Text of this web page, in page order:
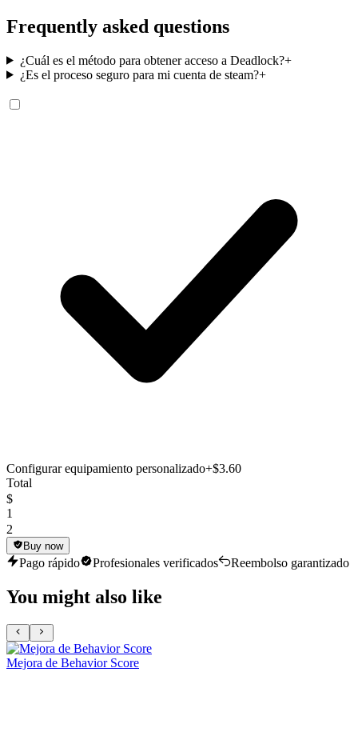
Frequently asked questions
¿Cuál es el método para obtener acceso a Deadlock?+
¿Es el proceso seguro para mi cuenta de steam?+
Configurar equipamiento personalizado+$3.60
Total
$
1
2
Buy now
Pago rápido Profesionales verificados Reembolso garantizado
You might also like
Mejora de Behavior Score